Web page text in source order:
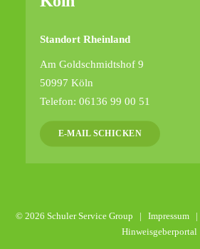
Standort Rheinland
Am Goldschmidtshof 9
50997 Köln
Telefon: 06136 99 00 51
E-MAIL SCHICKEN
© 2026 Schuler Service Group | Impressum |
Hinweisgeberportal